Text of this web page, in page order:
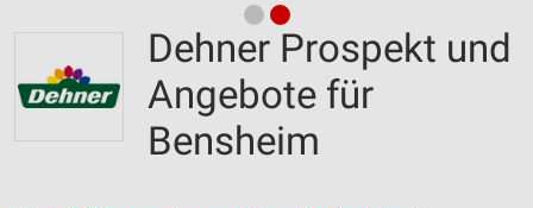
Dehner Prospekt und
Angebote für
Bensheim